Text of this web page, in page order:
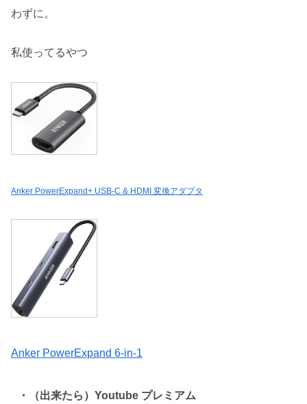
わずに。
私使ってるやつ
Anker PowerExpand+ USB-C & HDMI 変換アダプタ
Anker PowerExpand 6-in-1
・（出来たら）Youtube プレミアム